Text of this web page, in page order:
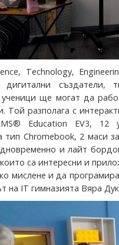
Technology,
дигитални създатели,
ще могат да
Той разполага с
Education EV3,
тип Chromebook, 2 маси
и лайт
са интересни и
мислене и да
на IT гимназията Вяра